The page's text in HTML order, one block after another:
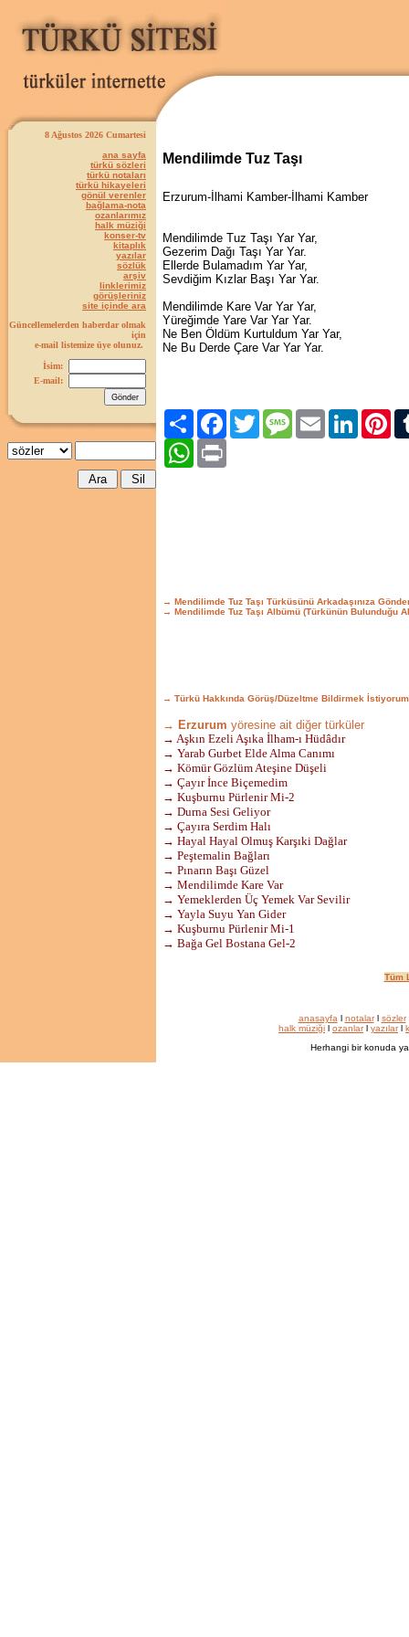
8 Ağustos 2026 Cumartesi
ana sayfa
türkü sözleri
türkü notaları
türkü hikayeleri
gönül verenler
bağlama-nota
ozanlarımız
halk müziği
konser-tv
kitaplık
yazılar
sözlük
arşiv
linklerimiz
görüşleriniz
site içinde ara
Güncellemelerden haberdar olmak
için
e-mail listemize üye olunuz.
İsim:
E-mail:
Mendilimde Tuz Taşı
Erzurum-İlhami Kamber-İlhami Kamber
Mendilimde Tuz Taşı Yar Yar,
Gezerim Dağı Taşı Yar Yar.
Ellerde Bulamadım Yar Yar,
Sevdiğim Kızlar Başı Yar Yar.
Mendilimde Kare Var Yar Yar,
Yüreğimde Yare Var Yar Yar.
Ne Ben Öldüm Kurtuldum Yar Yar,
Ne Bu Derde Çare Var Yar Yar.
Paylaş FacebookTwitter Message Email LinkedIn
WhatsApp
→ Mendilimde Tuz Taşı Türküsünü Arkadaşınıza
→ Mendilimde Tuz Taşı Albümü (Türkünün Bulunduğu
→ Türkü Hakkında Görüş/Düzeltme Bildirmek İstiyorum
→ Erzurum yöresine ait diğer türküler
→ Aşkın Ezeli Aşıka İlham-ı Hüdâdır
→ Yarab Gurbet Elde Alma Canımı
→ Kömür Gözlüm Ateşine Düşeli
→ Çayır İnce Biçemedim
→ Kuşburnu Pürlenir Mi-2
→ Durna Sesi Geliyor
→ Çayıra Serdim Halı
→ Hayal Hayal Olmuş Karşıki Dağlar
→ Peştemalin Bağları
→ Pınarın Başı Güzel
→ Mendilimde Kare Var
→ Yemeklerden Üç Yemek Var Sevilir
→ Yayla Suyu Yan Gider
→ Kuşburnu Pürlenir Mi-1
→ Bağa Gel Bostana Gel-2
Tüm
anasayfa l notalarl sözler
halk müziği l ozanlarl yazılarl
Herhangi bir konuda